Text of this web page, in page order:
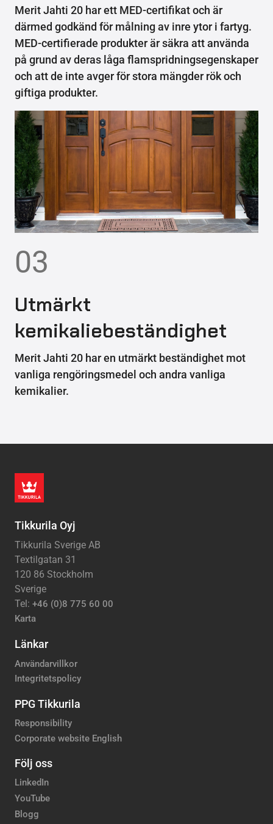
Merit Jahti 20 har ett MED-certifikat och är
därmed godkänd för målning av inre ytor i fartyg.
MED-certifierade produkter är säkra att använda
på grund av deras låga flamspridningsegenskaper
och att de inte avger för stora mängder rök och
giftiga produkter.
03
Utmärkt
kemikaliebeständighet
Merit Jahti 20 har en utmärkt beständighet mot
vanliga rengöringsmedel och andra vanliga
kemikalier.
Tikkurila Oyj
Tikkurila Sverige AB
Textilgatan 31
120 86 Stockholm
Sverige
Tel: +46 (0)8 775 60 00
Karta
Länkar
Användarvillkor
Integritetspolicy
PPG Tikkurila
Responsibility
Corporate website English
Följ oss
LinkedIn
YouTube
Blogg